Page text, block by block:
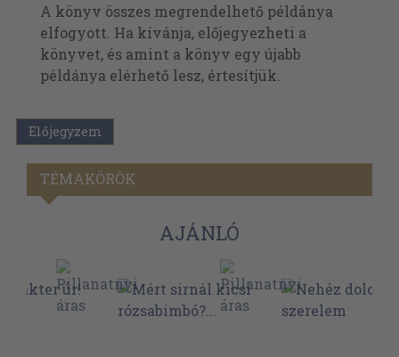
A könyv összes megrendelhető példánya
elfogyott. Ha kívánja, előjegyezheti a
könyvet, és amint a könyv egy újabb
példánya elérhető lesz, értesítjük.
Előjegyzem
TÉMAKÖRÖK
AJÁNLÓ